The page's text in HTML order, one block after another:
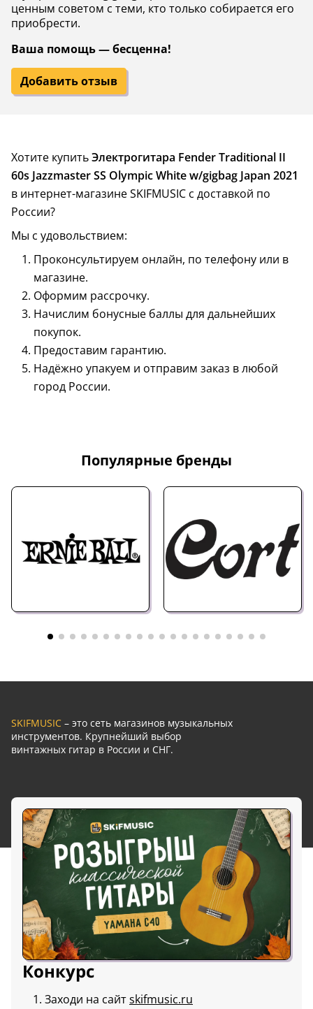
ценным советом с теми, кто только собирается его
приобрести.
Ваша помощь — бесценна!
Добавить отзыв
Хотите купитьЭлектрогитара Fender Traditional II
60s Jazzmaster SS Olympic White w/gigbag Japan 2021
в интернет-магазине SKIFMUSIC с доставкой по
России?
Мы с удовольствием:
Проконсультируем онлайн, по телефону или в
магазине.
Оформим рассрочку.
Начислим бонусные баллы для дальнейших
покупок.
Предоставим гарантию.
Надёжно упакуем и отправим заказ в любой
город России.
Популярные бренды
SKIFMUSIC – это сеть магазинов музыкальных
инструментов. Крупнейший выбор
винтажных гитар в России и СНГ.
Конкурс
Заходи на сайтskifmusic.ru